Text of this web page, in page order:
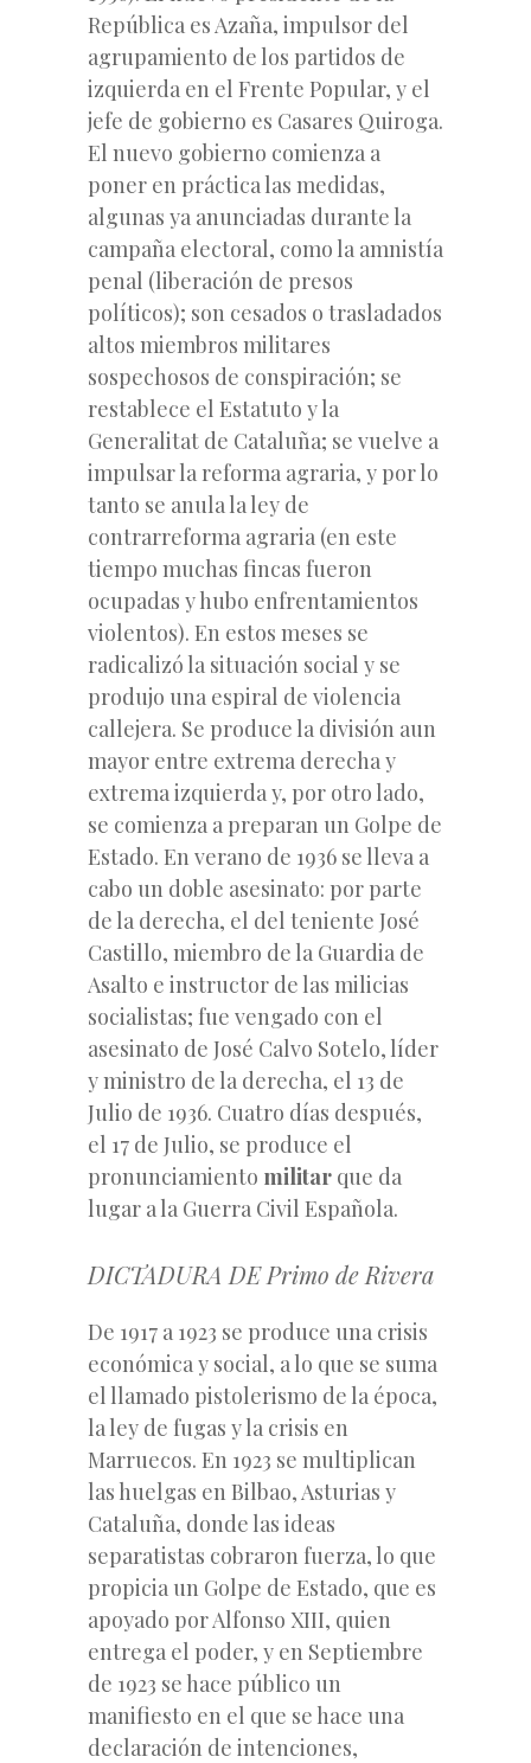
República es Azaña, impulsor del
agrupamiento de los partidos de
izquierda en el Frente Popular, y el
jefe de gobierno es Casares Quiroga.
El nuevo gobierno comienza a
poner en práctica las medidas,
algunas ya anunciadas durante la
campaña electoral, como la amnistía
penal (liberación de presos
políticos); son cesados o trasladados
altos miembros militares
sospechosos de conspiración; se
restablece el Estatuto y la
Generalitat de Cataluña; se vuelve a
impulsar la reforma agraria, y por lo
tanto se anula la ley de
contrarreforma agraria (en este
tiempo muchas fincas fueron
ocupadas y hubo enfrentamientos
violentos). En estos meses se
radicalizó la situación social y se
produjo una espiral de violencia
callejera. Se produce la división aun
mayor entre extrema derecha y
extrema izquierda y, por otro lado,
se comienza a preparan un Golpe de
Estado. En verano de 1936 se lleva a
cabo un doble asesinato: por parte
de la derecha, el del teniente José
Castillo, miembro de la Guardia de
Asalto e instructor de las milicias
socialistas; fue vengado con el
asesinato de José Calvo Sotelo, líder
y ministro de la derecha, el 13 de
Julio de 1936. Cuatro días después,
el 17 de Julio, se produce el
pronunciamiento militar que da
lugar a la Guerra Civil Española.
DICTADURA DE Primo de Rivera
De 1917 a 1923 se produce una crisis
económica y social, a lo que se suma
el llamado pistolerismo de la época,
la ley de fugas y la crisis en
Marruecos. En 1923 se multiplican
las huelgas en Bilbao, Asturias y
Cataluña, donde las ideas
separatistas cobraron fuerza, lo que
propicia un Golpe de Estado, que es
apoyado por Alfonso XIII, quien
entrega el poder, y en Septiembre
de 1923 se hace público un
manifiesto en el que se hace una
declaración de intenciones,